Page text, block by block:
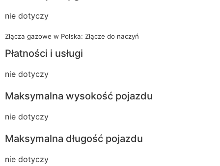
nie dotyczy
Złącza gazowe w Polska: Złącze do naczyń
Płatności i usługi
nie dotyczy
Maksymalna wysokość pojazdu
nie dotyczy
Maksymalna długość pojazdu
nie dotyczy